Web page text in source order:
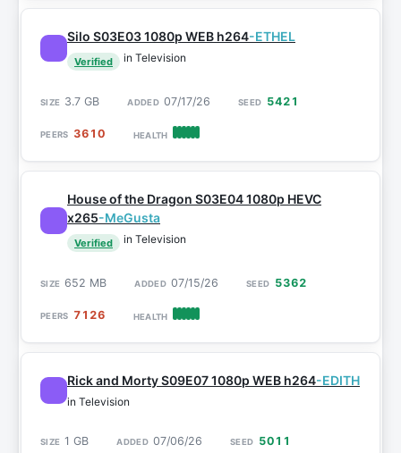
Silo S03E03 1080p WEB h264-ETHEL
Verified in Television
3.7 GB 07/17/26 5421
3610
House of the Dragon S03E04 1080p HEVC
x265-MeGusta
Verified in Television
652 MB 07/15/26 5362
7126
Rick and Morty S09E07 1080p WEB h264-EDITH
in Television
1 GB 07/06/26 5011